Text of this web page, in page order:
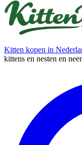
Kitten kopen in
kittens en nesten en